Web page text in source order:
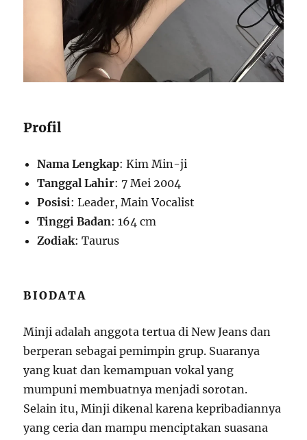
Profil
Nama Lengkap: Kim Min-ji
Tanggal Lahir: 7 Mei 2004
Posisi: Leader, Main Vocalist
Tinggi Badan: 164 cm
Zodiak: Taurus
BIODATA
Minji adalah anggota tertua di New Jeans dan
berperan sebagai pemimpin grup. Suaranya
yang kuat dan kemampuan vokal yang
mumpuni membuatnya menjadi sorotan.
Selain itu, Minji dikenal karena kepribadiannya
yang ceria dan mampu menciptakan suasana